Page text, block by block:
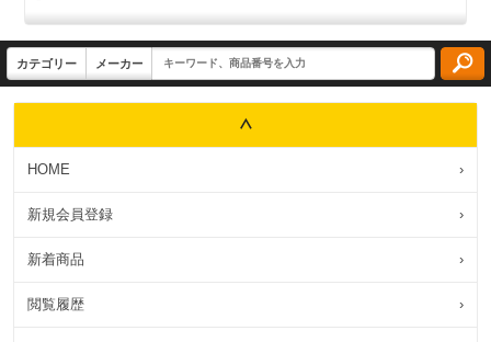
HOME ›
新規会員登録 ›
新着商品 ›
閲覧履歴 ›